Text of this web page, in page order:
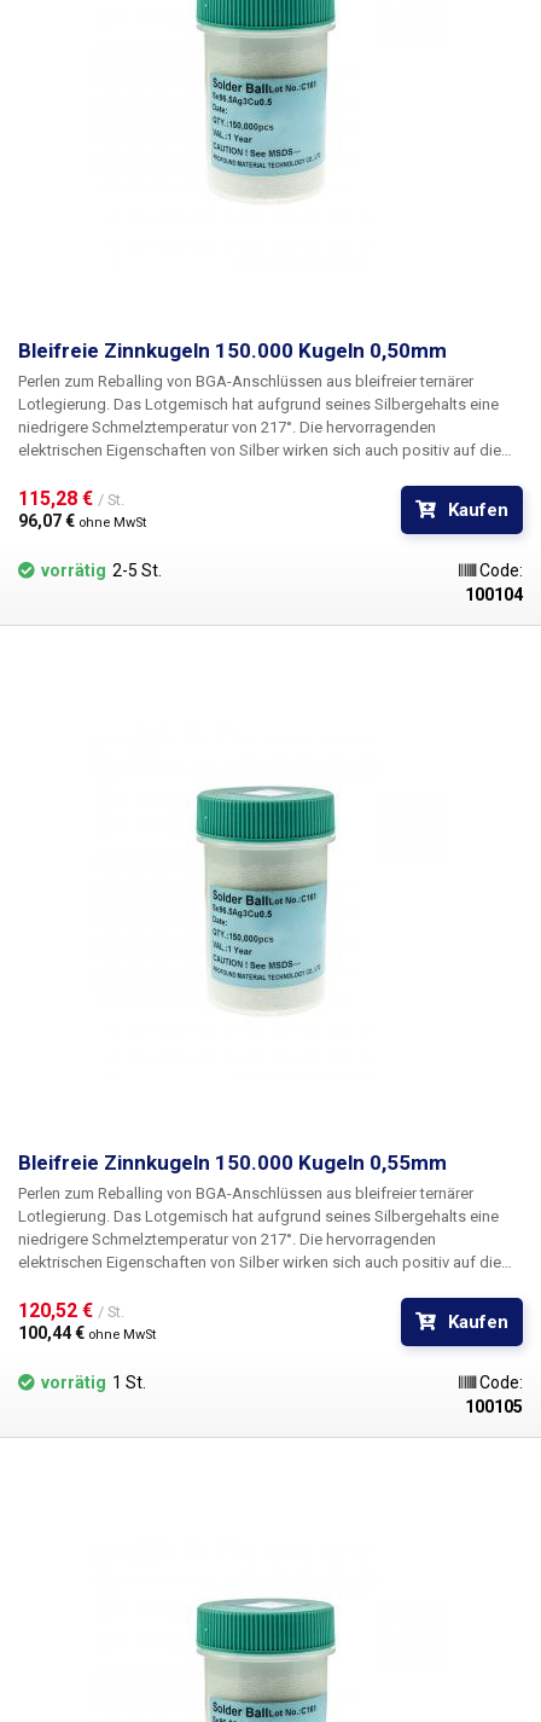
Bleifreie Zinnkugeln 150.000 Kugeln 0,50mm
Perlen zum Reballing von BGA-Anschlüssen aus bleifreier ternärer
Lotlegierung. Das Lotgemisch hat aufgrund seines Silbergehalts eine
niedrigere Schmelztemperatur von 217°. Die hervorragenden
elektrischen Eigenschaften von Silber wirken sich auch positiv auf die
Festigkeit der Verbindung.
115,28 € / St.
96,07 € ohne MwSt
Kaufen
vorrätig 2-5 St.
Code:
100104
Bleifreie Zinnkugeln 150.000 Kugeln 0,55mm
Perlen zum Reballing von BGA-Anschlüssen aus bleifreier ternärer
Lotlegierung. Das Lotgemisch hat aufgrund seines Silbergehalts eine
niedrigere Schmelztemperatur von 217°. Die hervorragenden
elektrischen Eigenschaften von Silber wirken sich auch positiv auf die
Festigkeit der Verbindung.
120,52 € / St.
100,44 € ohne MwSt
Kaufen
vorrätig 1 St.
Code:
100105